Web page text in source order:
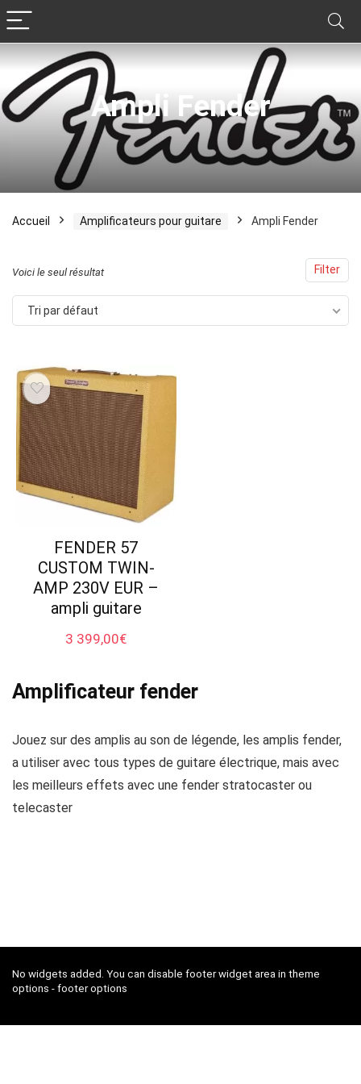
Ampli Fender
Accueil Amplificateurs pour guitare Ampli Fender
Filter
Voici le seul résultat
Tri par défaut
FENDER 57
CUSTOM TWIN-
AMP 230V EUR –
ampli guitare
3 399,00€
Amplificateur fender
Jouez sur des amplis au son de légende, les amplis fender,
a utiliser avec tous types de guitare électrique, mais avec
les meilleurs effets avec une fender stratocaster ou
telecaster
No widgets added. You can disable footer widget area in theme
options - footer options